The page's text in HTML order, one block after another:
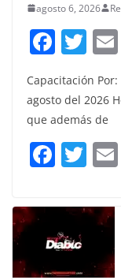
agosto 6, 2026
F
a
c
e
b
o
k
T
w
itt
er
Capacitación
agosto del 2026
que además de
F
a
c
e
b
T
w
itt
er